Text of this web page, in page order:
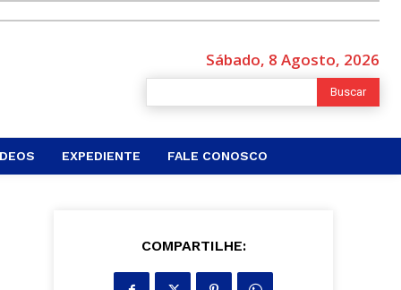
Sábado, 8 Agosto, 2026
Buscar
EXPEDIENTE FALE CONOSCO
COMPARTILHE: